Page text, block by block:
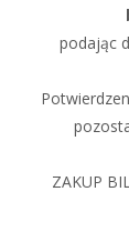
podając
ZAKUP